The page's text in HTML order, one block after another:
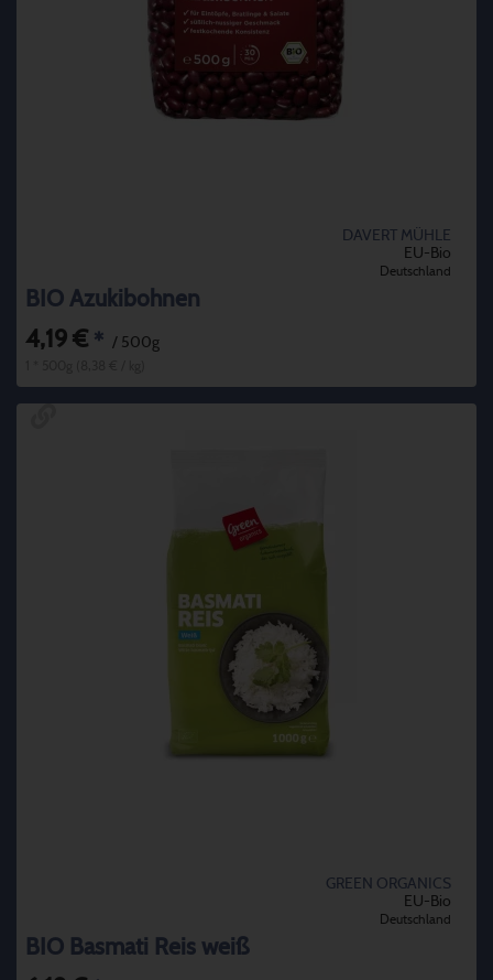
DAVERT MÜHLE
EU-Bio
Deutschland
BIO Azukibohnen
4,19 € * / 500g
GREEN ORGANICS
EU-Bio
Deutschland
BIO Basmati Reis weiß